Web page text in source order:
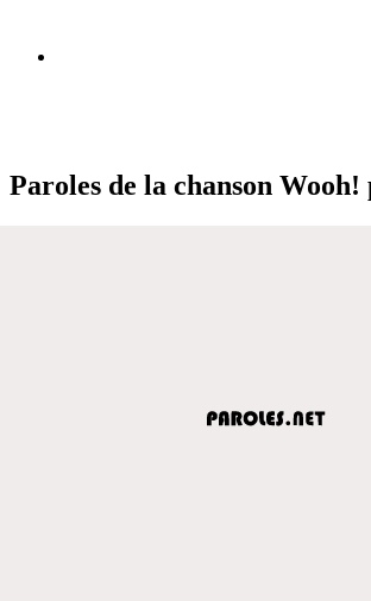
Paroles de la chanson Wooh!